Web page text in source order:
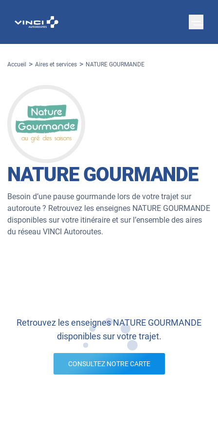
Accueil Aires et services NATURE GOURMANDE
NATURE GOURMANDE
Besoin d’une pause gourmande lors de votre trajet sur
autoroute ? Retrouvez les enseignes NATURE GOURMANDE
disponibles sur votre itinéraire et sur l’ensemble des aires
du réseau VINCI Autoroutes.
Retrouvez les enseignes NATURE GOURMANDE
disponibles sur votre trajet.
CONSULTEZ NOTRE CARTE